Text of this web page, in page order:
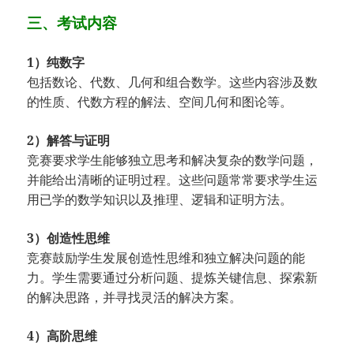
三、考试内容
1）纯数字
包括数论、代数、几何和组合数学。这些内容涉及数
的性质、代数方程的解法、空间几何和图论等。
2）解答与证明
竞赛要求学生能够独立思考和解决复杂的数学问题，
并能给出清晰的证明过程。这些问题常常要求学生运
用已学的数学知识以及推理、逻辑和证明方法。
3）创造性思维
竞赛鼓励学生发展创造性思维和独立解决问题的能
力。学生需要通过分析问题、提炼关键信息、探索新
的解决思路，并寻找灵活的解决方案。
4）高阶思维